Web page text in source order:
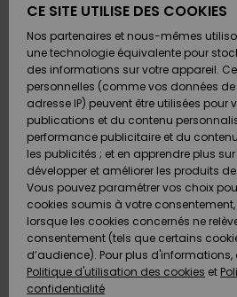
Chaussures
& Tongs
Surf
Snow
Nouveautés
Chaussures
& Tongs
Surf
Snow
Nouveautés
FEMME
A
Découvrir
Snow
SURF
Surf
Shop
Enfant
Highlights
Communauté
SNOW
Snow
Shop
Enfant
Snow
Shop
Femme
A
Découvrir
Communauté
OUTLET
Enfant
Outlet
Femme
AIDE &
CONTACT
Retours
Paiement
Carte
Cadeau
Quiksilver
Freedom
Protection
des
MAGASINS
CE SITE UTILISE DES COOKIES
Nos partenaires et nous-mêmes
une technologie équivalente pour
des informations sur votre appareil.
personnelles (comme vos données
adresse IP) peuvent être utilisées pour
publications et du contenu
performance publicitaire et du
les publicités ; et en apprendre plus
développer et améliorer les produits
Vous pouvez paramétrer vos choix
cookies soumis à votre
lorsque les cookies concernés ne
consentement (tels que certains
d’audience). Pour plus d'informations,
Politique d'utilisation des cookies et
confidentialité